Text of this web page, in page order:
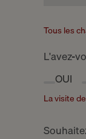
Tous les
L'avez-
OUI
La visite